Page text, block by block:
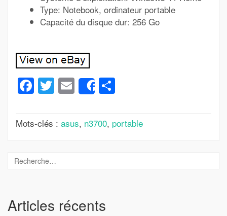
Type: Notebook, ordinateur portable
Capacité du disque dur: 256 Go
Facebook
Twitter
Email
Share
Mots-clés : asus, n3700, portable
Articles récents